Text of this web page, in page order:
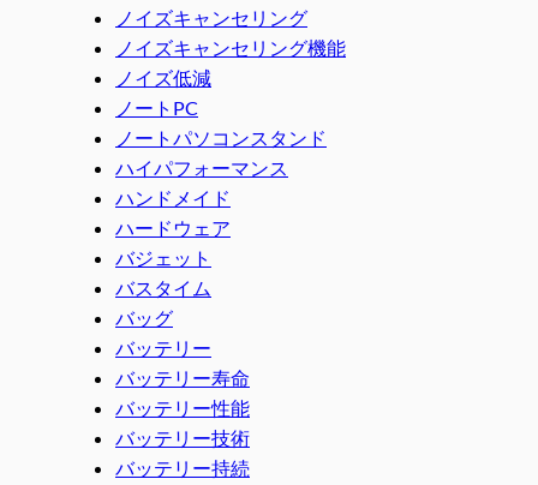
ノイズキャンセリング
ノイズキャンセリング機能
ノイズ低減
ノートPC
ノートパソコンスタンド
ハイパフォーマンス
ハンドメイド
ハードウェア
バジェット
バスタイム
バッグ
バッテリー
バッテリー寿命
バッテリー性能
バッテリー技術
バッテリー持続